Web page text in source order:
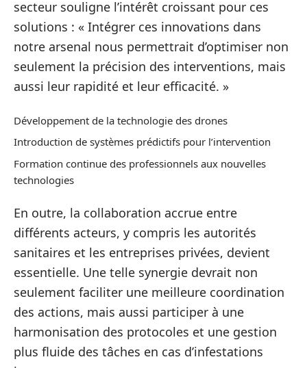
secteur souligne l’intérêt croissant pour ces
solutions : « Intégrer ces innovations dans
notre arsenal nous permettrait d’optimiser non
seulement la précision des interventions, mais
aussi leur rapidité et leur efficacité. »
Développement de la technologie des drones
Introduction de systèmes prédictifs pour l’intervention
Formation continue des professionnels aux nouvelles
technologies
En outre, la collaboration accrue entre
différents acteurs, y compris les autorités
sanitaires et les entreprises privées, devient
essentielle. Une telle synergie devrait non
seulement faciliter une meilleure coordination
des actions, mais aussi participer à une
harmonisation des protocoles et une gestion
plus fluide des tâches en cas d’infestations